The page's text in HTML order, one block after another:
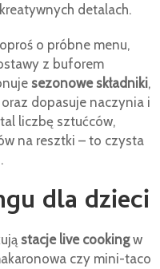
detalach.
o próbne menu,
z buforem
sezonowe składniki,
dopasuje naczynia i
liczbę sztućców,
na resztki – to czysta
dla dzieci
stacje live cookingw
czy mini-taco